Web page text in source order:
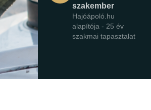
szakember
Hajóápoló.hu
alapítója - 25 év
szakmai tapasztalat